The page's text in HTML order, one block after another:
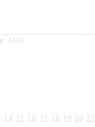
7466
14 15 16 17 18 19 20 21